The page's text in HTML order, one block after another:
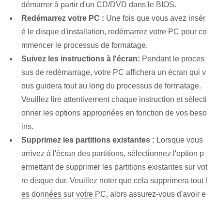
démarrer à partir d'un CD/DVD dans le BIOS.
Redémarrez votre PC : Une fois que vous avez insér
é le disque d'installation, redémarrez votre PC pour co
mmencer le processus de formatage.
Suivez les instructions à l'écran: Pendant le proces
sus de redémarrage, votre PC affichera un écran qui v
ous guidera tout au long du processus de formatage.
Veuillez lire attentivement chaque instruction et sélecti
onner les options appropriées en fonction de vos beso
ins.
Supprimez les partitions existantes : Lorsque vous
arrivez à l'écran des partitions, sélectionnez l'option p
ermettant de supprimer les partitions existantes sur vot
re disque dur. Veuillez noter que cela supprimera tout
es données sur votre PC, alors assurez-vous d'avoir e